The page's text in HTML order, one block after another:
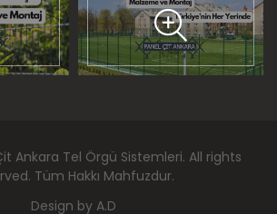
Ankara Tel Örgü Sistemleri. All rights
Tüm Hakkı Mahfuzdur.
Design by A.D